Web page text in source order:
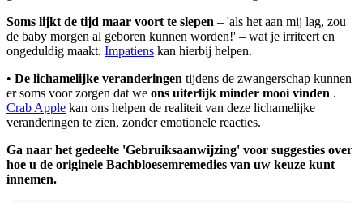
Soms lijkt de tijd maar voort te slepen – 'als het aan mij lag, zou
de baby morgen al geboren kunnen worden!' – wat je irriteert en
ongeduldig maakt. Impatiens kan hierbij helpen.
• De lichamelijke veranderingen tijdens de zwangerschap kunnen
er soms voor zorgen dat we ons uiterlijk minder mooi vinden .
Crab Apple kan ons helpen de realiteit van deze lichamelijke
veranderingen te zien, zonder emotionele reacties.
Ga naar het gedeelte 'Gebruiksaanwijzing' voor suggesties over
hoe u de originele Bachbloesemremedies van uw keuze kunt
innemen.